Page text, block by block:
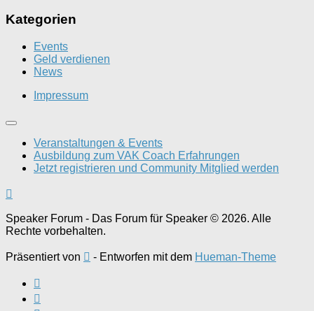
Kategorien
Events
Geld verdienen
News
Impressum
Veranstaltungen & Events
Ausbildung zum VAK Coach Erfahrungen
Jetzt registrieren und Community Mitglied werden
Speaker Forum - Das Forum für Speaker © 2026. Alle
Rechte vorbehalten.
Präsentiert von - Entworfen mit dem Hueman-Theme